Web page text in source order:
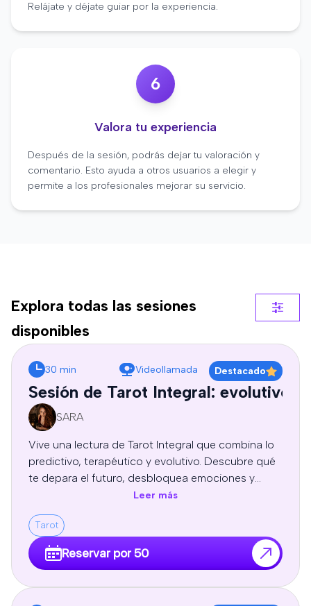
Relájate y déjate guiar por la experiencia.
6
Valora tu experiencia
Después de la sesión, podrás dejar tu valoración y
comentario. Esto ayuda a otros usuarios a elegir y
permite a los profesionales mejorar su servicio.
Explora todas las sesiones
disponibles
30 min Videollamada Destacado
Sesión de Tarot Integral: evolutivo,
SARA
Vive una lectura de Tarot Integral que combina lo
predictivo, terapéutico y evolutivo. Descubre qué
te depara el futuro, desbloquea emociones y
patrones limitantes, y recibe guía espiritual y
autoconocimiento para tomar decisiones
conscientes y transformar tu vida. Sesion
profesional de tarot personal, orientación y
crecimiento personal, adaptadas a tu energía y
Leer más
Tarot
Reservar por 50